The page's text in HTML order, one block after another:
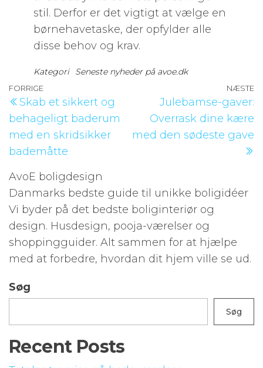
stil. Derfor er det vigtigt at vælge en
børnehavetaske, der opfylder alle
disse behov og krav.
Kategori Seneste nyheder på avoe.dk
Indlægsnavigation
Forrige
indlæg
FORRIGE
Skab et sikkert og
behageligt baderum
med en skridsikker
bademåtte
NÆSTE
Julebamse-gaver:
Overrask dine kære
med den sødeste gave
AvoE boligdesign
Danmarks bedste guide til unikke boligidéer
Vi byder på det bedste boliginteriør og
design. Husdesign, pooja-værelser og
shoppingguider. Alt sammen for at hjælpe
med at forbedre, hvordan dit hjem ville se ud.
Søg
Søg
Recent Posts